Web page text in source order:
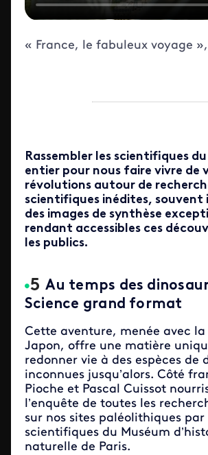
« France, le fabuleux voyage
Rassembler les scientifiques
entier pour nous faire vivre de
révolutions autour de
scientifiques inédites, souvent
des images de synthèse
rendant accessibles ces
les publics.
Au temps des
Science grand format
Cette aventure, menée avec la
Japon, offre une matière
redonner vie à des espèces de
inconnues jusqu’alors. Côté
Pioche et Pascal Cuissot
l’enquête de toutes les
sur nos sites paléolithiques par
scientifiques du Muséum
naturelle de Paris.